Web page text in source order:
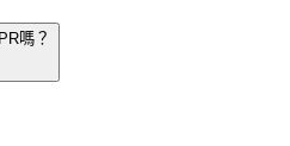
嗎？